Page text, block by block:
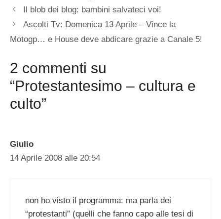
Il blob dei blog: bambini salvateci voi!
Ascolti Tv: Domenica 13 Aprile – Vince la
Motogp… e House deve abdicare grazie a Canale 5!
2 commenti su
“Protestantesimo – cultura e
culto”
Giulio
14 Aprile 2008 alle 20:54
non ho visto il programma: ma parla dei
“protestanti” (quelli che fanno capo alle tesi di